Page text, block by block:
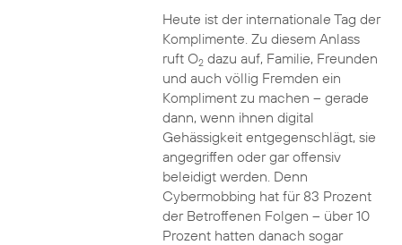
Heute ist der internationale Tag der
Komplimente. Zu diesem Anlass
ruft O2dazu auf, Familie, Freunden
und auch völlig Fremden ein
Kompliment zu machen – gerade
dann, wenn ihnen digital
Gehässigkeit entgegenschlägt, sie
angegriffen oder gar offensiv
beleidigt werden. Denn
Cybermobbing hat für 83 Prozent
der Betroffenen Folgen – über 10
Prozent hatten danach sogar